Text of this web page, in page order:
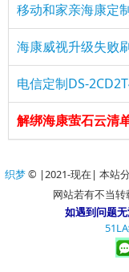
移动和家亲海康定
海康威视升级失败
电信定制DS-
解绑海康萤石云清
织梦© |2021-现在| 本站
网站若有不当
如遇到问题